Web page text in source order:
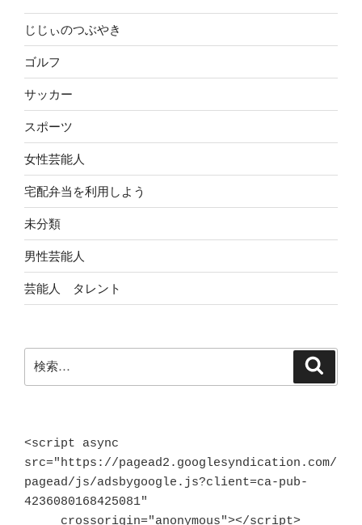
じじぃのつぶやき
ゴルフ
サッカー
スポーツ
女性芸能人
宅配弁当を利用しよう
未分類
男性芸能人
芸能人 タレント
索:
<script async
src="https://pagead2.googlesyndication.com/
pagead/js/adsbygoogle.js?client=ca-pub-
4236080168425081"